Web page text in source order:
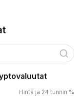
Hinta ja 24 tunnin %